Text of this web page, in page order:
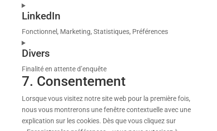
Consent
service
LinkedIn
Fonctionnel, Marketing, Statistiques, Préférences
Consent
to
service
linkedin
Divers
Finalité en attente d’enquête
Consent
service
divers
7. Consentement
Lorsque vous visitez notre site web pour la première fois,
nous vous montrerons une fenêtre contextuelle avec une
explication sur les cookies. Dès que vous cliquez sur